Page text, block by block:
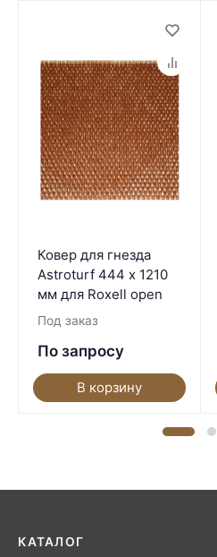
Ковер для гнезда
Astroturf 444 х 1210
мм для Roxell open
Под заказ
По запросу
В корзину
КАТАЛОГ